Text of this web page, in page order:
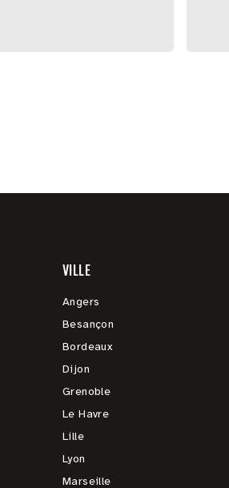
VILLE
Angers
Besançon
Bordeaux
Dijon
Grenoble
Le Havre
Lille
Lyon
Marseille